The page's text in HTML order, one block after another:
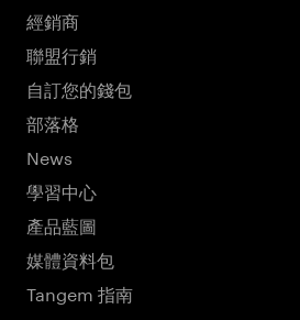
經銷商
聯盟行銷
自訂您的錢包
部落格
News
學習中心
產品藍圖
媒體資料包
Tangem 指南